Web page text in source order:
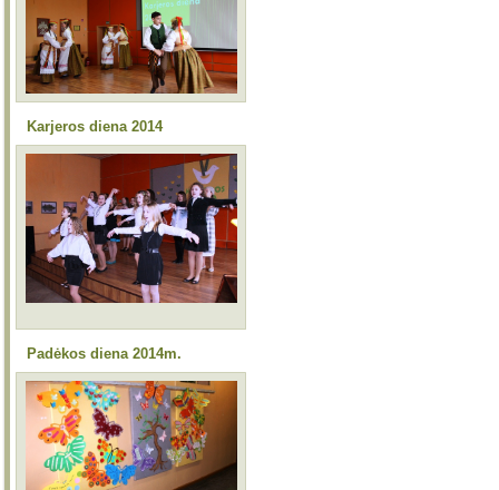
Karjeros diena 2014
Padėkos diena 2014m.